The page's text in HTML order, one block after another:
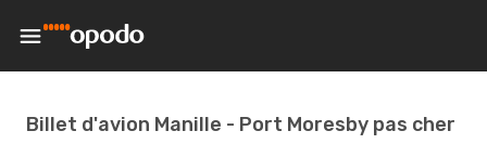
Billet d'avion Manille - Port Moresby pas cher